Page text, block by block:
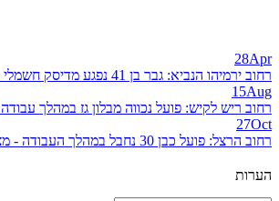
28Apr
רחוב ירמיהו הנביא: גבר בן 41 נפגע מדיסק חשמלי - מצבו בינוני
15Aug
רחוב ריש לקיש: פועל נכווה מבלון גז במהלך עבודה
27Oct
רחוב הרצל: פועל כבן 30 נחבל במהלך העבודה - מצבו בינוני
הערות